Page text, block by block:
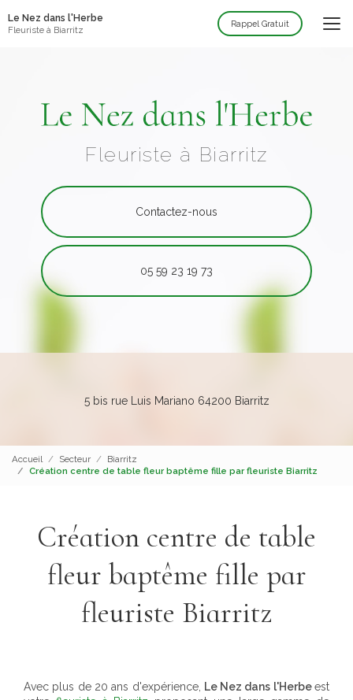
au
contenu
Le Nez dans l'Herbe
Fleuriste à Biarritz
Rappel Gratuit
Fleuriste à Biarritz
Contactez-nous
05 59 23 19 73
5 bis rue Luis Mariano 64200 Biarritz
Accueil Secteur
Biarritz
Création centre de table fleur baptême fille par fleuriste Biarritz
Création centre de table
fleur baptême fille par
fleuriste Biarritz
Avec plus de 20 ans d'expérience, Le Nez dans l'Herbeest